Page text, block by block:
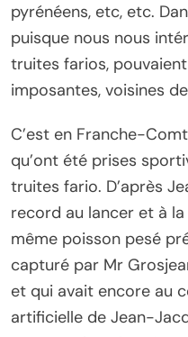
pyrénéens, etc, etc.
puisque nous nous
truites farios,
imposantes, voisines
C’est en Franche-
qu’ont été prises
truites fario. D’après
record au lancer et à
même poisson pesé
capturé par Mr
et qui avait encore au
artificielle de Jean-